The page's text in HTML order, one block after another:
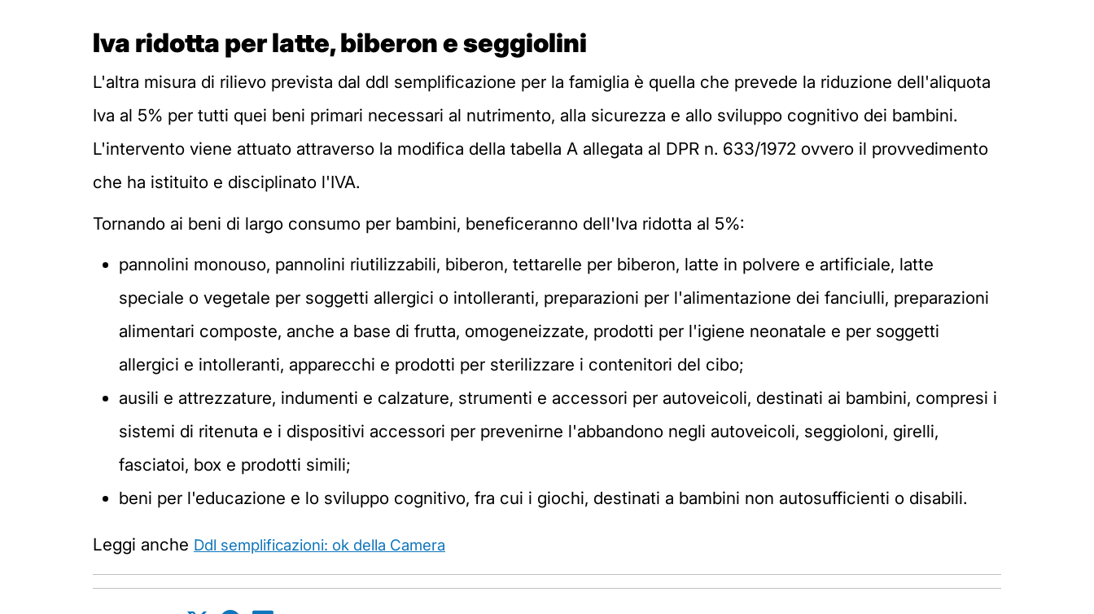
Iva ridotta per latte, biberon e seggiolini
L'altra misura di rilievo prevista dal ddl semplificazione per la famiglia è quella che prevede la riduzione dell'aliquota
Iva al 5% per tutti quei beni primari necessari al nutrimento, alla sicurezza e allo sviluppo cognitivo dei bambini.
L'intervento viene attuato attraverso la modifica della tabella A allegata al DPR n. 633/1972 ovvero il provvedimento
che ha istituito e disciplinato l'IVA.
Tornando ai beni di largo consumo per bambini, beneficeranno dell'Iva ridotta al 5%:
pannolini monouso, pannolini riutilizzabili, biberon, tettarelle per biberon, latte in polvere e artificiale, latte
speciale o vegetale per soggetti allergici o intolleranti, preparazioni per l'alimentazione dei fanciulli, preparazioni
alimentari composte, anche a base di frutta, omogeneizzate, prodotti per l'igiene neonatale e per soggetti
allergici e intolleranti, apparecchi e prodotti per sterilizzare i contenitori del cibo;
ausili e attrezzature, indumenti e calzature, strumenti e accessori per autoveicoli, destinati ai bambini, compresi i
sistemi di ritenuta e i dispositivi accessori per prevenirne l'abbandono negli autoveicoli, seggioloni, girelli,
fasciatoi, box e prodotti simili;
beni per l'educazione e lo sviluppo cognitivo, fra cui i giochi, destinati a bambini non autosufficienti o disabili.
Leggi anche Ddl semplificazioni: ok della Camera